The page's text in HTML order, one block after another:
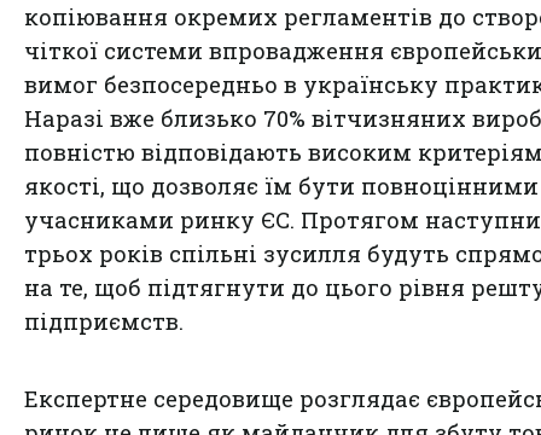
копіювання окремих регламентів до
чіткої системи впровадження
вимог безпосередньо в українську
Наразі вже близько 70% вітчизняних
повністю відповідають високим
якості, що дозволяє їм бути повноцінними
учасниками ринку ЄС. Протягом
трьох років спільні зусилля будуть
на те, щоб підтягнути до цього рівня
підприємств.
Експертне середовище розглядає